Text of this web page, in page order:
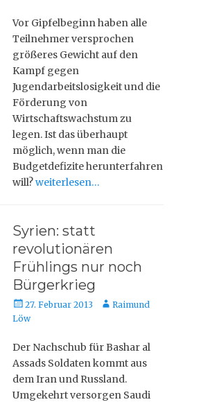
Vor Gipfelbeginn haben alle
Teilnehmer versprochen
größeres Gewicht auf den
Kampf gegen
Jugendarbeitslosigkeit und die
Förderung von
Wirtschaftswachstum zu
legen. Ist das überhaupt
möglich, wenn man die
Budgetdefizite herunterfahren
will?weiterlesen…
Syrien: statt
revolutionären
Frühlings nur noch
Bürgerkrieg
Veröffentlicht
am
27. Februar 2013 AutorRaimund
Löw
Der Nachschub für Bashar al
Assads Soldaten kommt aus
dem Iran und Russland.
Umgekehrt versorgen Saudi